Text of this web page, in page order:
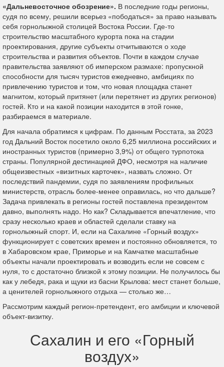
«Дальневосточное обозрение». В последние годы регионы,
судя по всему, решили всерьез «пободаться» за право называть
себя горнолыжной столицей Востока России. Где-то
строительство масштабного курорта пока на стадии
проектирования, другие субъекты отчитываются о ходе
строительства и развития объектов. Почти в каждом случае
правительства заявляют об имперском размахе: пропускной
способности для тысяч туристов ежедневно, амбициях по
привлечению туристов и том, что новая площадка станет
магнитом, который притянет (или перетянет из других регионов)
гостей. Кто и на какой позиции находится в этой гонке,
разбираемся в материале.
Для начала обратимся к цифрам. По данным Росстата, за 2023
год Дальний Восток посетило около 6,25 миллиона российских и
иностранных туристов (примерно 3,9%) от общего турпотока
страны. Популярной дестинацией ДФО, несмотря на наличие
общеизвестных «визитных карточек», назвать сложно. От
последствий пандемии, судя по заявлениям профильных
министерств, отрасль более-менее оправилась, но что дальше?
Задача привлекать в регионы гостей поставлена президентом
давно, выполнять надо. Но как? Складывается впечатление, что
сразу несколько краев и областей сделали ставку на
горнолыжный спорт. И, если на Сахалине «Горный воздух»
функционирует с советских времен и постоянно обновляется, то
в Хабаровском крае, Приморье и на Камчатке масштабные
объекты начали проектировать и возводить если не совсем с
нуля, то с достаточно близкой к этому позиции. Не получилось бы
как у лебедя, рака и щуки из басни Крылова: мест станет больше,
а ценителей горнолыжного отдыха — столько же…
Рассмотрим каждый регион-претендент, его амбиции и ключевой
объект-визитку.
Сахалин и его «Горный
воздух»